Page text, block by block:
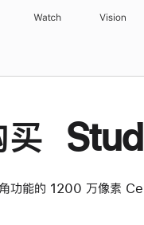
Watch Vision
买
功能的 1200 万像素